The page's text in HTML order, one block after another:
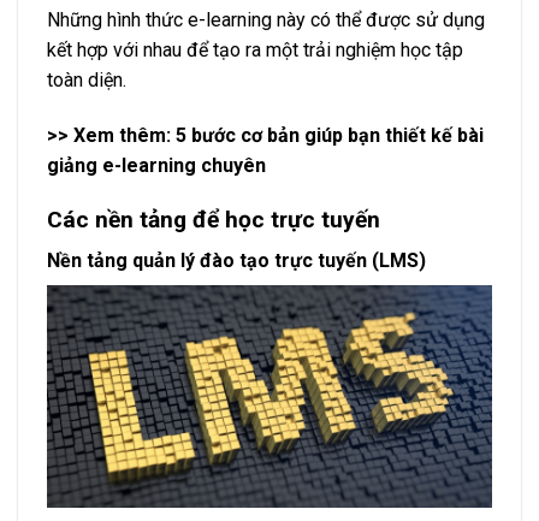
Những hình thức e-learning này có thể được sử dụng
kết hợp với nhau để tạo ra một trải nghiệm học tập
toàn diện.
>> Xem thêm: 5 bước cơ bản giúp bạn thiết kế bài
giảng e-learning chuyên
Các nền tảng để học trực tuyến
Nền tảng quản lý đào tạo trực tuyến (LMS)